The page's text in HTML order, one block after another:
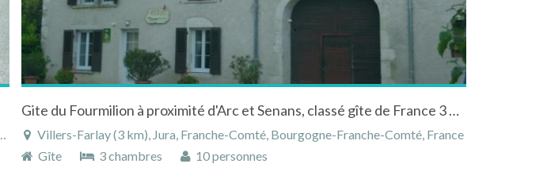
Gite du Fourmilion à proximité d'Arc et Senans, classé gîte de France 3 épis
Villers-Farlay (3 km), Jura, Franche-Comté, Bourgogne-Franche-Comté, France
Gîte
3 chambres 10 personnes